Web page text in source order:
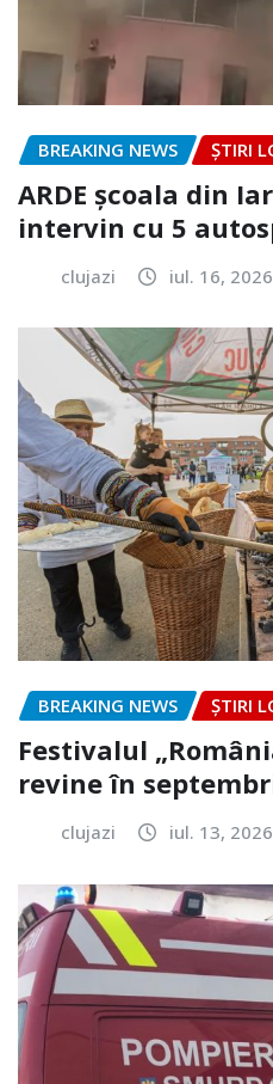
BREAKING NEWS ȘTIRI
ARDE școala din
intervin cu 5
clujazi iul. 16, 2026
BREAKING NEWS ȘTIRI
Festivalul
revine în
clujazi iul. 13, 2026